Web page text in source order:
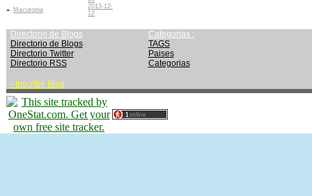
- Macutopia
2013-12-
12
Directorio de Blogs
Directorio de Blogs
Directorio Twitter
Directorio RSS
- Inscribir Blog
Categorias :
TAGS
Paises
Categorias